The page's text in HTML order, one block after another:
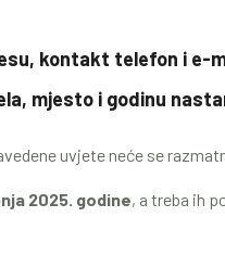
kontakt telefon i e-
mjesto i godinu
uvjete neće se
2025. godine, a treba ih